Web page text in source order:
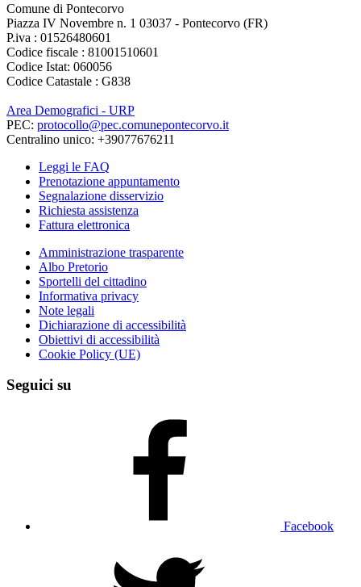
Comune di Pontecorvo
Piazza IV Novembre n. 1 03037 - Pontecorvo (FR)
P.iva : 01526480601
Codice fiscale : 81001510601
Codice Istat: 060056
Codice Catastale : G838
Area Demografici - URP
PEC: protocollo@pec.comunepontecorvo.it
Centralino unico: +39077676211
Leggi le FAQ
Prenotazione appuntamento
Segnalazione disservizio
Richiesta assistenza
Fattura elettronica
Amministrazione trasparente
Albo Pretorio
Sportelli del cittadino
Informativa privacy
Note legali
Dichiarazione di accessibilità
Obiettivi di accessibilità
Cookie Policy (UE)
Seguici su
Facebook